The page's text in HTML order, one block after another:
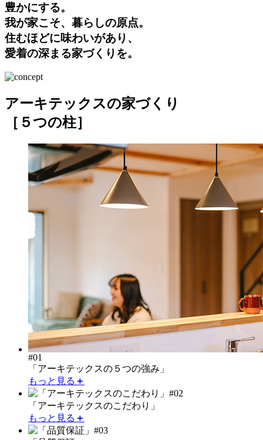
豊かにする。
我が家こそ、暮らしの原点。
住むほどに味わいがあり、
愛着の深まる家づくりを。
アーキテックスの家づくり
［５つの柱］
#01
「アーキテックスの５つの強み」
もっと見る ＋
#02
「アーキテックスのこだわり」
もっと見る ＋
#03